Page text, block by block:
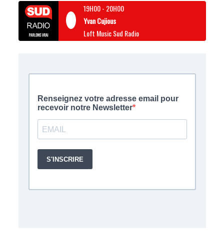
19H00- 20H00
Yvan Cujious
Loft Music Sud Radio